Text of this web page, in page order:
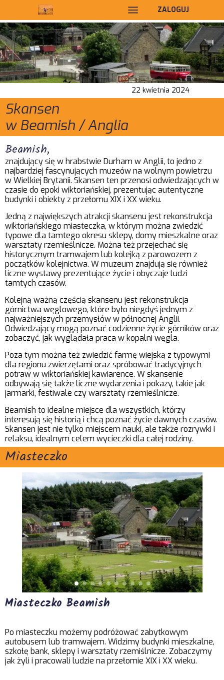
ZALOGUJ
ZALOGUJ SIĘ
22 kwietnia 2024
Skansen
w Beamish / Anglia
Beamish,
znajdujący się w hrabstwie Durham w Anglii, to jedno z
najbardziej fascynujących muzeów na wolnym powietrzu
w Wielkiej Brytanii. Skansen ten przenosi odwiedzających w
czasie do epoki wiktoriańskiej, prezentując autentyczne
budynki i obiekty z przełomu XIX i XX wieku.
Jedną z największych atrakcji skansenu jest rekonstrukcja
wiktoriańskiego miasteczka, w którym można zwiedzić
typowe dla tamtego okresu sklepy, domy mieszkalne oraz
warsztaty rzemieślnicze. Można też przejechać się
historycznym tramwajem lub kolejką z parowozem z
początków kolejnictwa. W muzeum znajdują się również
liczne wystawy prezentujące życie i obyczaje ludzi
tamtych czasów.
Kolejną ważną częścią skansenu jest rekonstrukcja
górnictwa węglowego, które było niegdyś jednym z
najważniejszych przemysłów w północnej Anglii.
Odwiedzający mogą poznać codzienne życie górników oraz
zobaczyć, jak wyglądała praca w kopalni węgla.
Poza tym można też zwiedzić farmę wiejską z typowymi
dla regionu zwierzętami oraz spróbować tradycyjnych
potraw w wiktoriańskiej kawiarence. W skansenie
odbywają się także liczne wydarzenia i pokazy, takie jak
jarmarki, festiwale czy warsztaty rzemieślnicze.
Beamish to idealne miejsce dla wszystkich, którzy
interesują się historią i chcą poznać życie dawnych czasów.
Skansen jest nie tylko miejscem nauki, ale także rozrywki i
relaksu, idealnym celem wycieczki dla całej rodziny.
Miasteczko
Miasteczko Beamish
Po miasteczku możemy podróżować zabytkowym
autobusem lub tramwajem. Widzimy budynki mieszkalne,
szkołę bank, sklepy i warsztaty rzemiślnicze. Zobaczymy
jak żyli i pracowali ludzie na przełomie XIX i XX wieku.